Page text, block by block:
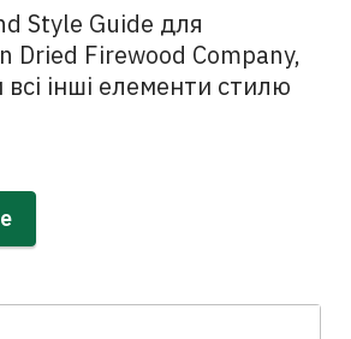
Style Guide для
Dried Firewood Company,
інші елементи стилю